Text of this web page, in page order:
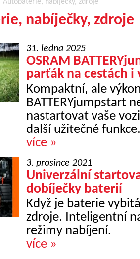
Autobaterie, nabíječky, zdroje
nabíječky, zdroje
31. ledna 2025
OSRAM
parťák na cestách i
Kompaktní, ale
BATTERYjumpstart
nastartovat vaše
další užitečné
více »
3. prosince 2021
Univerzální
dobíječky baterií
Když je baterie
zdroje. Inteligentní
režimy nabíjení.
více »